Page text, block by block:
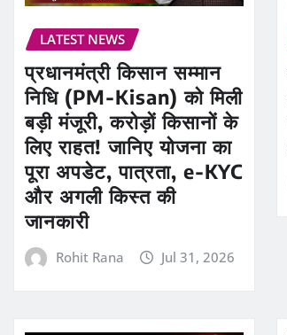
LATEST NEWS
प्रधानमंत्री किसान सम्मान
निधि (PM-Kisan) को मिली
बड़ी मंजूरी, करोड़ों किसानों के
लिए राहत! जानिए योजना का
पूरा अपडेट, पात्रता, e-KYC
और अगली किस्त की
जानकारी
Rohit Rana Jul 31, 2026